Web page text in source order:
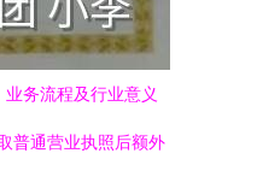
务流程及行业意义
普通营业执照后额外